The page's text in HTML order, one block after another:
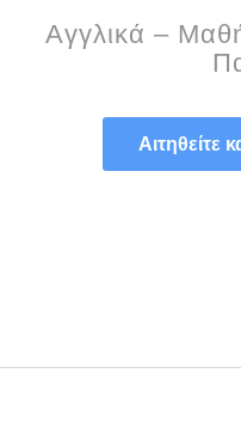
Αγγλικά –
Αιτηθείτε